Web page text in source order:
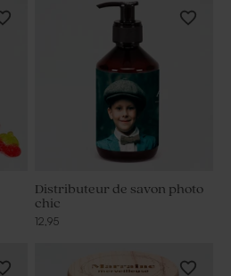
Distributeur de savon photo
chic
12,95